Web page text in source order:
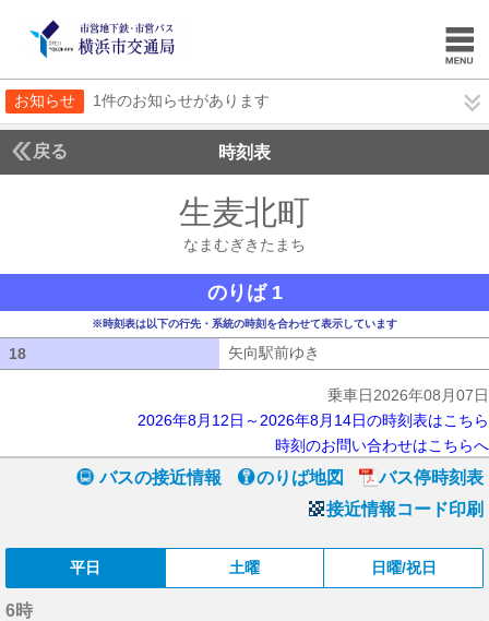
お知らせ 1件のお知らせがあります
戻る 時刻表
生麦北町
なまむぎきたまち
のりば 1
※時刻表は以下の行先・系統の時刻を合わせて表示しています
18 矢向駅前ゆき
乗車日2026年08月07日
2026年8月12日～2026年8月14日の時刻表はこちら
時刻のお問い合わせはこちらへ
バスの接近情報 のりば地図
バス停時刻表
接近情報コード印刷
平日 土曜 日曜/祝日
6時